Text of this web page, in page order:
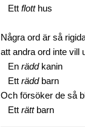
Ett flotthus
Några ord är så
att andra ord inte vill
En räddkanin
Ett räddbarn
Och försöker de så
Ett rättbarn